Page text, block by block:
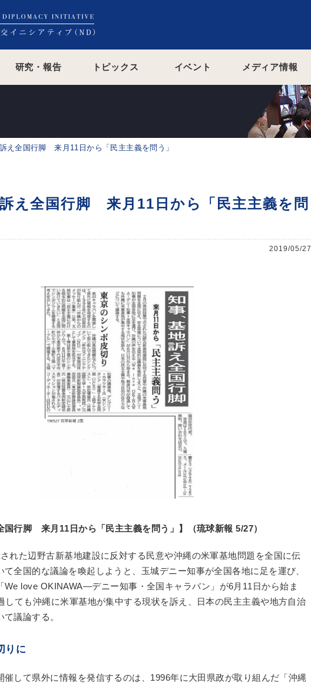
研究・報告 トピックス イベント メディア情報
え全国行脚 来月11日から「民主主義を問う」
え全国行脚 来月11日から「民主主義を問
2019/05/27
国行脚 来月11日から「民主主義を問う」】（琉球新報 5/27）
れた辺野古新基地建設に反対する民意や沖縄の米軍基地問題を全国に伝
て全国的な議論を喚起しようと、玉城デニー知事が全国各地に足を運び、
We love OKINAWA―デニー知事・全国キャラバン」が6月11日から始ま
しても沖縄に米軍基地が集中する現状を訴え、日本の民主主義や地方自治
議論する。
りに
催して県外に情報を発信するのは、1996年に大田県政が取り組んだ「沖縄